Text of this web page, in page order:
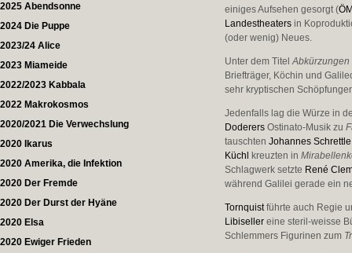
2025 Abendsonne
2024 Die Puppe
2023/24 Alice
2023 Miameide
2022/2023 Kabbala
2022 Makrokosmos
2020/2021 Die Verwechslung
2020 Ikarus
2020 Amerika, die Infektion
2020 Der Fremde
2020 Der Durst der Hyäne
2020 Elsa
2020 Ewiger Frieden
einiges Aufsehen gesorgt (
Landestheaters in
(oder wenig) Neues.
Unter dem Titel
Briefträger, Köchin und
sehr kryptischen
Jedenfalls lag die Würze in
Doderers Ostinato-Musik zu
tauschtenJohannes Schrettle
Küchl
kreuzten in
Schlagwerk setzte René
während Galilei gerade ein
Tornquistführte auch Regie
Libiseller eine steril-weisse
Schlemmers Figurinen zum